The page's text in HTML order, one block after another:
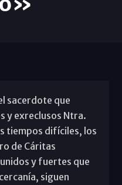
sacerdote que
y exreclusos Ntra.
tiempos difíciles, los
de Cáritas
y fuertes que
siguen